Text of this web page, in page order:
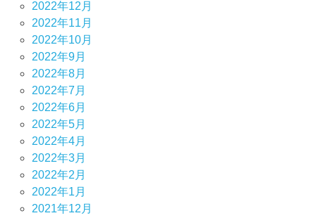
2022年12月
2022年11月
2022年10月
2022年9月
2022年8月
2022年7月
2022年6月
2022年5月
2022年4月
2022年3月
2022年2月
2022年1月
2021年12月